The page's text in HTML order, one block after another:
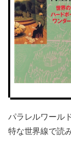
パラレルワール
特な世界線で読